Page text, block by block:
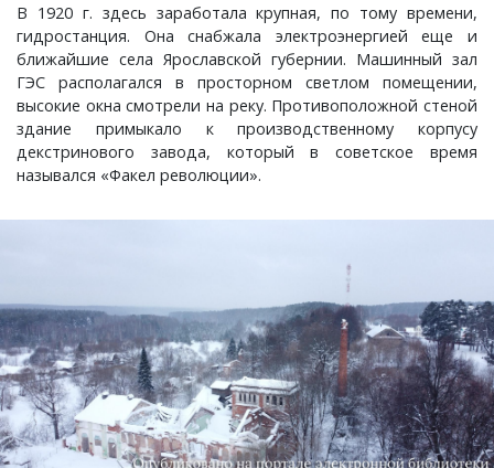
В 1920 г. здесь заработала крупная, по тому времени,
гидростанция. Она снабжала электроэнергией еще и
ближайшие села Ярославской губернии. Машинный зал
ГЭС располагался в просторном светлом помещении,
высокие окна смотрели на реку. Противоположной стеной
здание примыкало к производственному корпусу
декстринового завода, который в советское время
назывался «Факел революции».